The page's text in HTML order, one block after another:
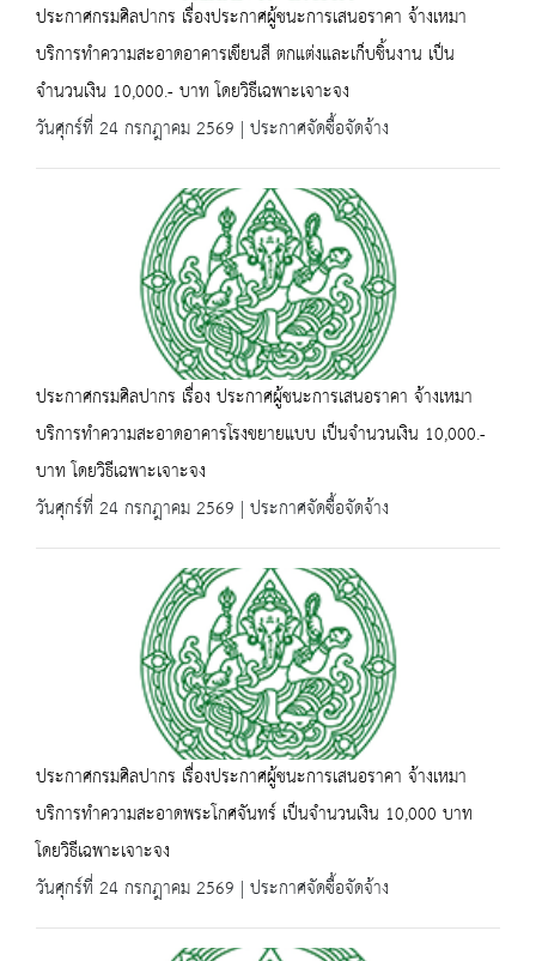
ประกาศกรมศิลปากร เรื่องประกาศผู้ชนะการเสนอราคา จ้างเหมา
บริการทำความสะอาดอาคารเขียนสี ตกแต่งและเก็บชิ้นงาน เป็น
จำนวนเงิน 10,000.- บาท โดยวิธีเฉพาะเจาะจง
วันศุกร์ที่ 24 กรกฎาคม 2569 | ประกาศจัดซื้อจัดจ้าง
ประกาศกรมศิลปากร เรื่อง ประกาศผู้ชนะการเสนอราคา จ้างเหมา
บริการทำความสะอาดอาคารโรงขยายแบบ เป็นจำนวนเงิน 10,000.-
บาท โดยวิธีเฉพาะเจาะจง
วันศุกร์ที่ 24 กรกฎาคม 2569 | ประกาศจัดซื้อจัดจ้าง
ประกาศกรมศิลปากร เรื่องประกาศผู้ชนะการเสนอราคา จ้างเหมา
บริการทำความสะอาดพระโกศจันทร์ เป็นจำนวนเงิน 10,000 บาท
โดยวิธีเฉพาะเจาะจง
วันศุกร์ที่ 24 กรกฎาคม 2569 | ประกาศจัดซื้อจัดจ้าง